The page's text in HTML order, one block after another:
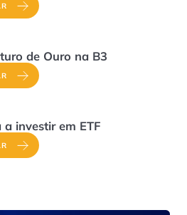
de Ouro na B3
a investir em ETF